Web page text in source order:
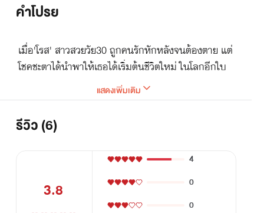
คำโปรย
เมื่อ'โรส' สาวสวยวัย30 ถูกคนรักหักหลังจนต้องตาย แต่
โชคชะตาได้นำพาให้เธอได้เริ่มต้นชีวิตใหม่ ในโลกอีกใบ
พร้อมภารกิจกอบกู้มนุษย์ชาติไม่ให้สิ้นเผ่าพันธุ์ งานนี้
ช่างหนักหนา เธอต้องพิชิตชายงามทั้งหลายให้มาเป็น
สามีให้ได้มากที่สุดเพื่อดำรงสายเลือดพิเศษและช่วยชาว
บ้าน ถามว่าภารกิจอะไรอย่างงั้นหรอ ก็ปั๊มลูกยังไงล่ะ ถ้า
(ฮาเร็มชาย,นางเอกสามีเยอะ,แต่งเพื่อความบรรเทิง,ไม่
ชอบกดผ่านคะ) (นิยายมี200ตอน บอกเลยว่าคุ้มมากกก
กดซื้อมาเลยจ้าอย่ารอช้า)
แสดงเพิ่มเติม
รีวิว (6)
3.8
4
0
0